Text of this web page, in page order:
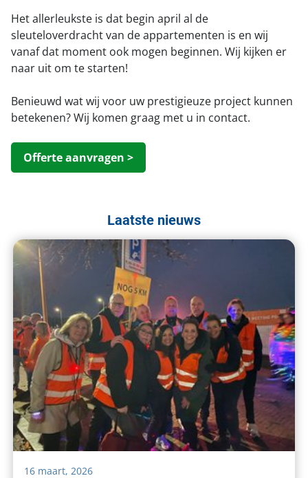
Het allerleukste is dat begin april al de
sleuteloverdracht van de appartementen is en wij
vanaf dat moment ook mogen beginnen. Wij kijken er
naar uit om te starten!
Benieuwd wat wij voor uw prestigieuze project kunnen
betekenen? Wij komen graag met u in contact.
Offerte aanvragen >
Laatste nieuws
16 maart, 2026